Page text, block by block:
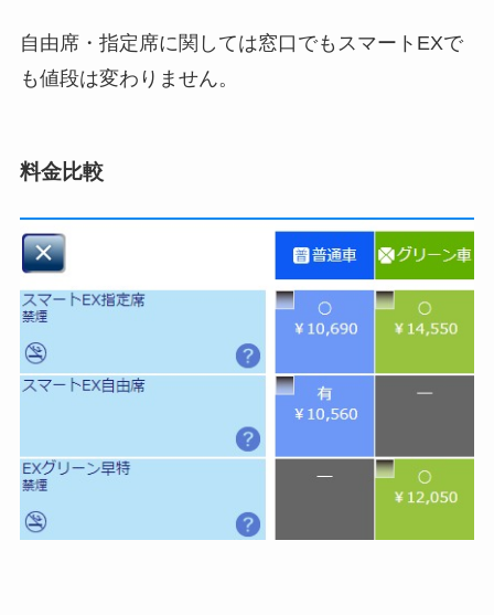
自由席・指定席に関しては窓口でもスマートEXで
も値段は変わりません。
料金比較